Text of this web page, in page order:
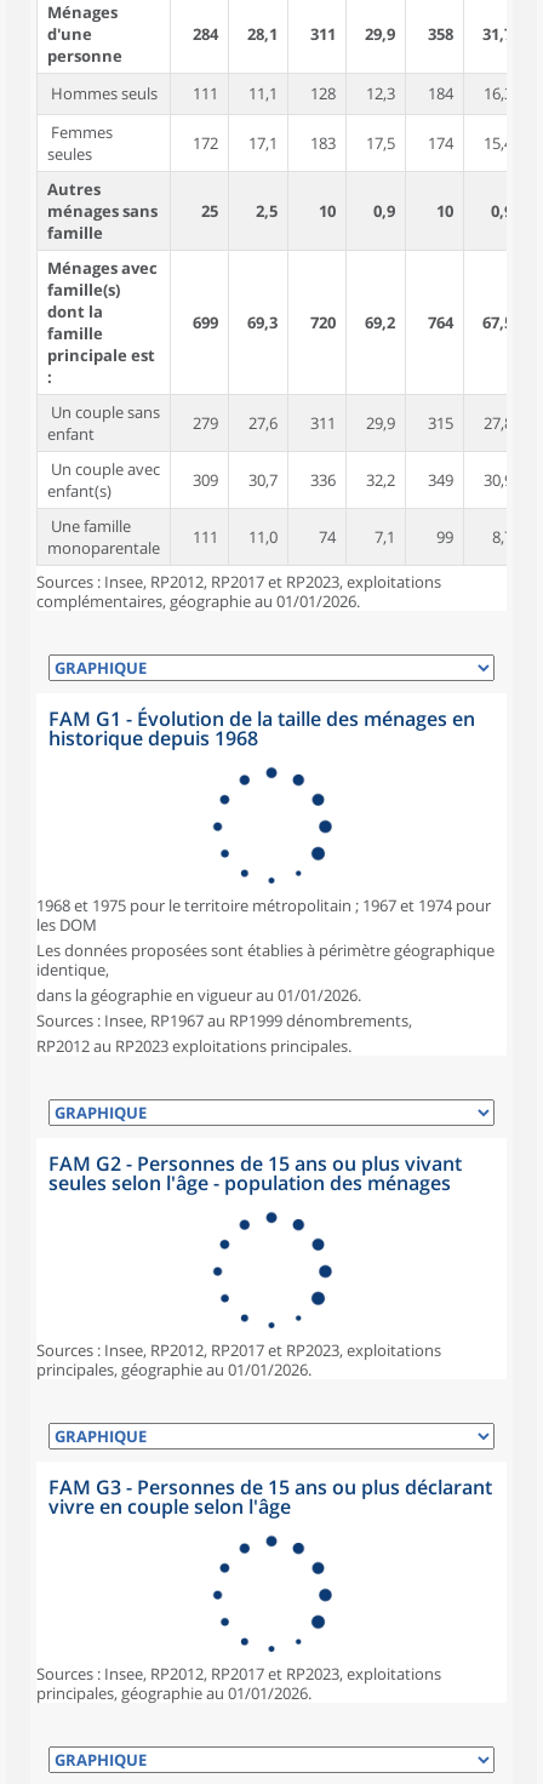
Ménages
d'une
personne
284 28,1 311 29,9 358 31,7
Hommes seuls 111 11,1 128 12,3 184
16,3
Femmes
seules
172 17,1 183 17,5 174 15,4
Autres
ménages sans
famille
25 2,5 10 0,9 10 0,9
Ménages avec
famille(s)
dont la
famille
principale est
:
699 69,3 720 69,2 764 67,5
Un couple sans
enfant
279 27,6 311 29,9 315 27,8
Un couple avec
enfant(s)
309 30,7 336 32,2 349 30,9
Une famille
monoparentale
111 11,0 74 7,1 99 8,7
Sources : Insee, RP2012, RP2017 et RP2023, exploitations
complémentaires, géographie au 01/01/2026.
FAM G1 - Évolution de la taille des ménages en
historique depuis 1968
1968 et 1975 pour le territoire métropolitain ; 1967 et 1974 pour
les DOM
Les données proposées sont établies à périmètre géographique
identique,
dans la géographie en vigueur au 01/01/2026.
Sources : Insee, RP1967 au RP1999 dénombrements,
RP2012 au RP2023 exploitations principales.
FAM G2 - Personnes de 15 ans ou plus vivant
seules selon l'âge - population des ménages
Sources : Insee, RP2012, RP2017 et RP2023, exploitations
principales, géographie au 01/01/2026.
FAM G3 - Personnes de 15 ans ou plus déclarant
vivre en couple selon l'âge
Sources : Insee, RP2012, RP2017 et RP2023, exploitations
principales, géographie au 01/01/2026.